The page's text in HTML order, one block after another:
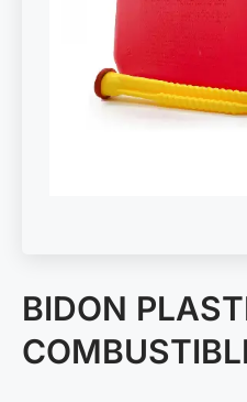
BIDON